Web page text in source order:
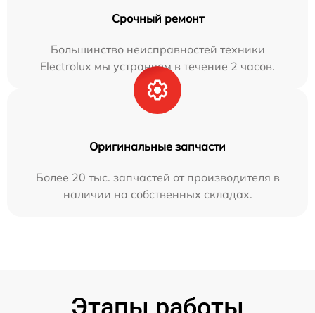
Срочный ремонт
Большинство неисправностей техники
Electrolux мы устраняем в течение 2 часов.
Оригинальные запчасти
Более 20 тыс. запчастей от производителя в
наличии на собственных складах.